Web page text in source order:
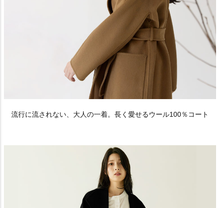
流行に流されない、大人の一着。長く愛せるウール100％コート